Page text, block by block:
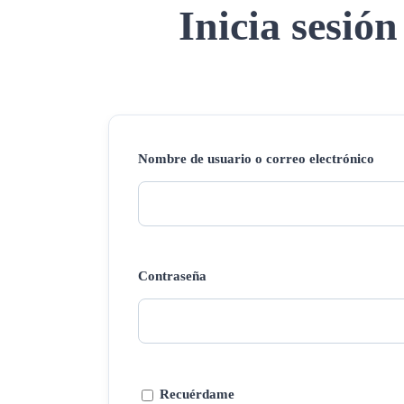
Inicia sesión
Nombre de usuario o correo electrónico
Contraseña
Recuérdame